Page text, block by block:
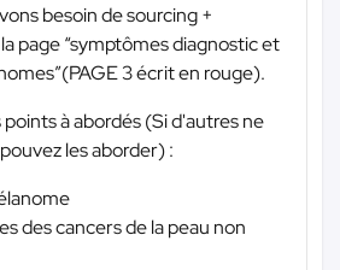
besoin de sourcing +
page “symptômes diagnostic et
3 écrit en rouge).
à abordés (Si d'autres ne
les aborder) :
des cancers de la peau non